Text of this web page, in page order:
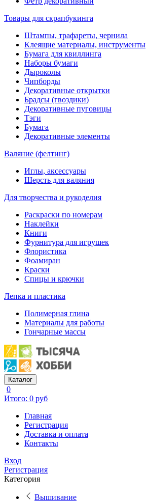
Товары для скрапбукинга
Штампы, трафареты, чернила
Клеящие материалы, инструменты
Бумага для квиллинга
Наборы бумаги
Дыроколы
Чипборды
Декоративные открытки
Брадсы (гвоздики)
Декоративные пуговицы
Тэги
Бумага
Декоративные элементы
Валяние (фелтинг)
Иглы, аксессуары
Шерсть для валяния
Для творчества и рукоделия
Раскраски по номерам
Наклейки
Книги
Фурнитура для игрушек
Флористика
Фоамиран
Краски
Спицы и крючки
Лепка и пластика
Полимерная глина
Материалы для работы
Гончарные массы
Каталог
0
Итого: 0 руб
Главная
Регистрация
Доставка и оплата
Контакты
Вход
Регистрация
Категория
Вышивание